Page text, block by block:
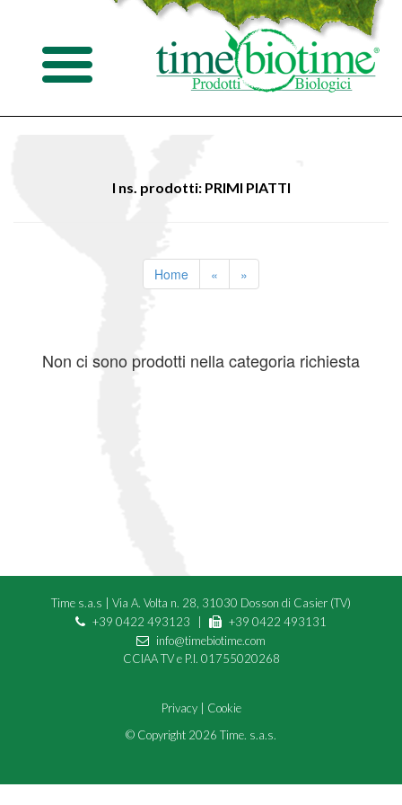
I ns. prodotti: PRIMI PIATTI
Home « »
Non ci sono prodotti nella categoria richiesta
Time s.a.s
Via A. Volta n. 28, 31030 Dosson di Casier (TV)
+39 0422 493123
+39 0422 493131
info@timebiotime.com
CCIAA TV e P.I. 01755020268
Privacy
Cookie
© Copyright 2026 Time. s.a.s.